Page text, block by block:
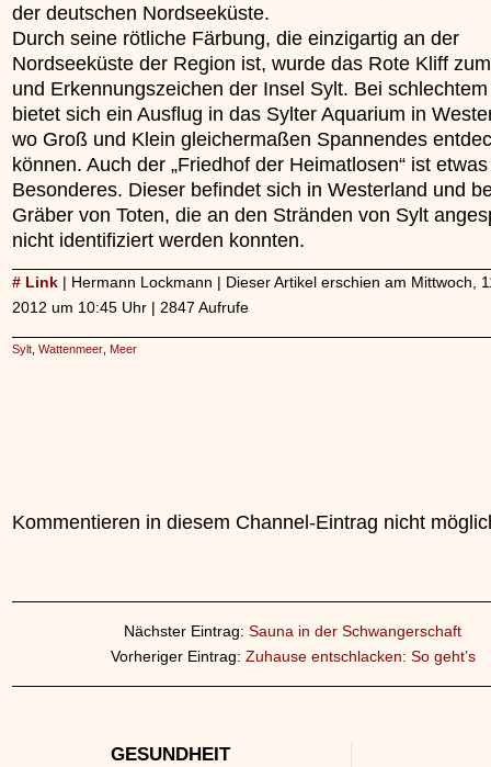
der deutschen Nordseeküste.
Durch seine rötliche Färbung, die einzigartig an der
Nordseeküste der Region ist, wurde das Rote Kliff
und Erkennungszeichen der Insel Sylt. Bei
bietet sich ein Ausflug in das Sylter Aquarium in
wo Groß und Klein gleichermaßen Spannendes
können. Auch der „Friedhof der Heimatlosen“ ist etwas
Besonderes. Dieser befindet sich in Westerland und
Gräber von Toten, die an den Stränden von Sylt
nicht identifiziert werden konnten.
# Link | Hermann Lockmann | Dieser Artikel erschien am Mittwoch,
2012 um 10:45 Uhr | 2847 Aufrufe
Sylt Wattenmeer Meer
Kommentieren in diesem Channel-Eintrag nicht
Nächster Eintrag: Sauna in der Schwangerschaft
Vorheriger Eintrag: Zuhause entschlacken: So geht’s
GESUNDHEIT